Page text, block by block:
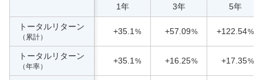
1年 3年 5年
トータルリターン
（累計）
+35.1 % +57.09% +122.54%
トータルリターン
（年率）
+35.1 % +16.25% +17.35%